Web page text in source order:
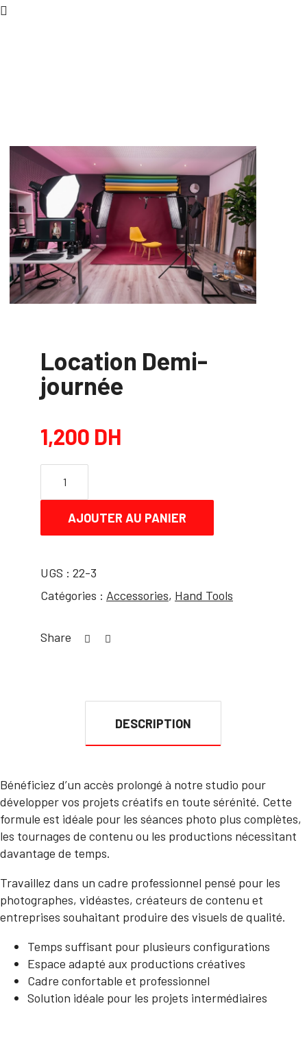
Location Demi-
journée
1,200 DH
AJOUTER AU PANIER
UGS : 22-3
Catégories : Accessories, Hand Tools
Share
DESCRIPTION
Bénéficiez d’un accès prolongé à notre studio pour
développer vos projets créatifs en toute sérénité. Cette
formule est idéale pour les séances photo plus complètes,
les tournages de contenu ou les productions nécessitant
davantage de temps.
Travaillez dans un cadre professionnel pensé pour les
photographes, vidéastes, créateurs de contenu et
entreprises souhaitant produire des visuels de qualité.
Temps suffisant pour plusieurs configurations
Espace adapté aux productions créatives
Cadre confortable et professionnel
Solution idéale pour les projets intermédiaires